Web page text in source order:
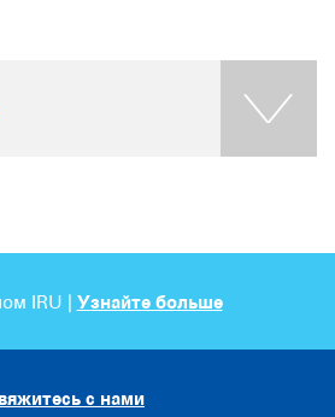
IRU | Узнайте больше
с нами